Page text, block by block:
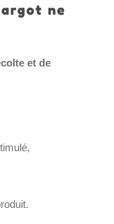
ne
et de